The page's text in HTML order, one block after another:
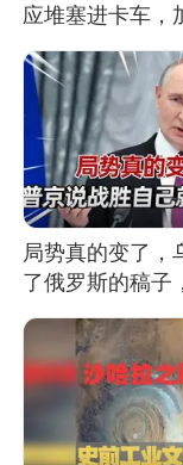
应堆塞进卡车，
料能跑几十年
局势真的变了，
了俄罗斯的稿子